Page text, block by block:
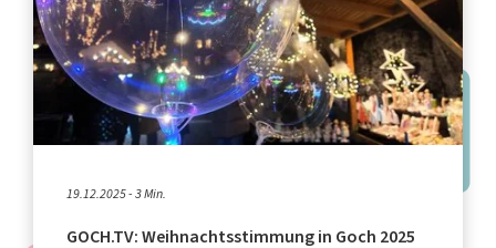
19.12.2025 - 3 Min.
GOCH.TV: Weihnachtsstimmung in Goch 2025